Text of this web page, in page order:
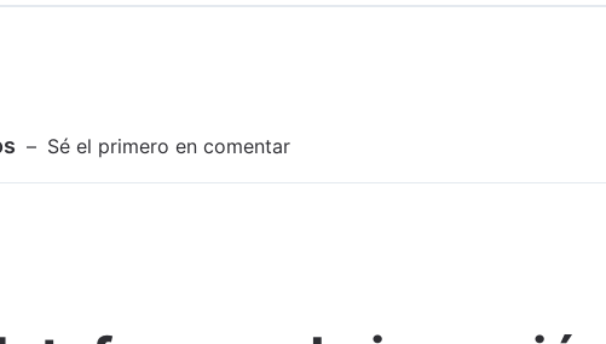
Sé el primero en comentar